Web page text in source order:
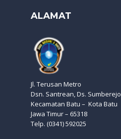
ALAMAT
Jl. Terusan Metro
Dsn. Santrean, Ds. Sumberejo
Kecamatan Batu – Kota Batu
Jawa Timur – 65318
Telp. (0341) 592025